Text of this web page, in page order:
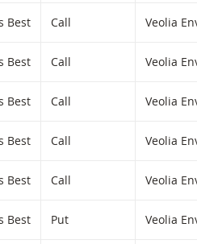
Best Call Veolia
Best Call Veolia
Best Call Veolia
Best Call Veolia
Best Call Veolia
Best Put Veolia